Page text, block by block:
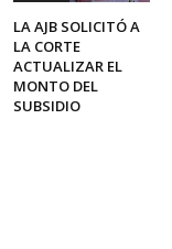
LA AJB SOLICITÓ A
LA CORTE
ACTUALIZAR EL
MONTO DEL
SUBSIDIO